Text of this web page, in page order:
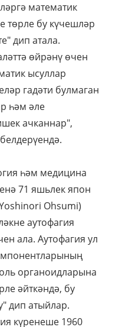
математик
төрле бу күчешләр
дип атала.
өйрәнү өчен
ысуллар
гадәти булмаган
һәм әле
ачканнар",
һәм медицина
71 яшьлек япон
Ohsumi)
аутофагия
ала. Аутофагия ул
органоидларына
әйткәндә, бу
дип атыйлар.
күренеше 1960